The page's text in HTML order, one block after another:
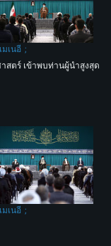
เนอี
สตร์ เข้าพบท่านผู้นำสูงสุด
เนอี